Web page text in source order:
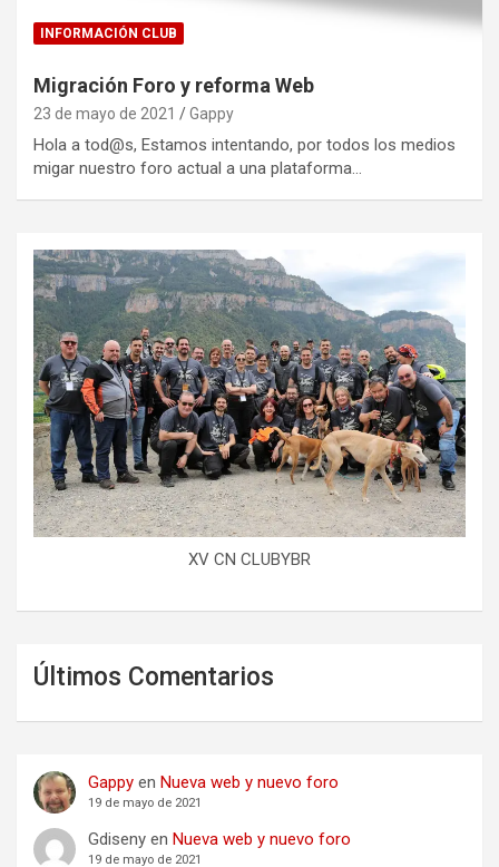
INFORMACIÓN CLUB
Migración Foro y reforma Web
23 de mayo de 2021 Gappy
Hola a tod@s, Estamos intentando, por todos los medios
migar nuestro foro actual a una plataforma…
XV CN CLUBYBR
Últimos Comentarios
Gappyen Nueva web y nuevo foro
19 de mayo de 2021
Gdisenyen Nueva web y nuevo foro
19 de mayo de 2021